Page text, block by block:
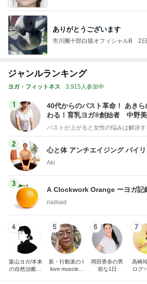
ありがとうございます
市川團十郎白猿オフィシャルB 2
ジャンルランキング
ヨガ・フィットネス 3,915人参加中
1
40代からのバスト革命！ あき
わる！育乳ヨガ®創始者 中野
2
心と体 アンチエイジング バイ
Aki
3
A Clockwork Orange ーヨガ記
nadsad
4
葉山ヨガ/本来
の自然治癒力
5
新・行動派の I
love muscle b
6
岡田香奈の男
前な1日
7
高崎
ログ